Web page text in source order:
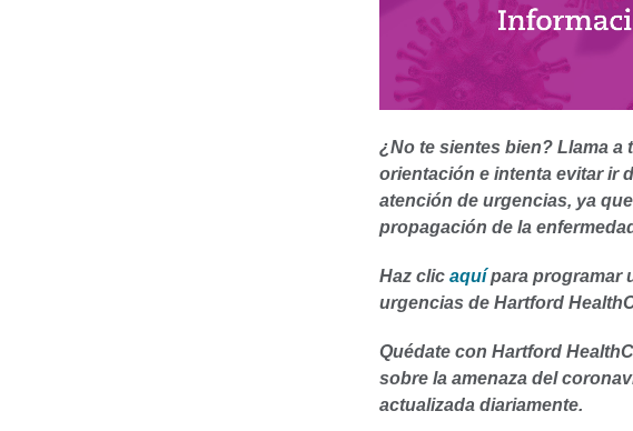
¿No te sientes bien? Llama
orientación e intenta evitar ir
atención de urgencias, ya
propagación de la
Haz clic aquí para programar
urgencias de Hartford
Quédate con Hartford
sobre la amenaza del
actualizada diariamente.